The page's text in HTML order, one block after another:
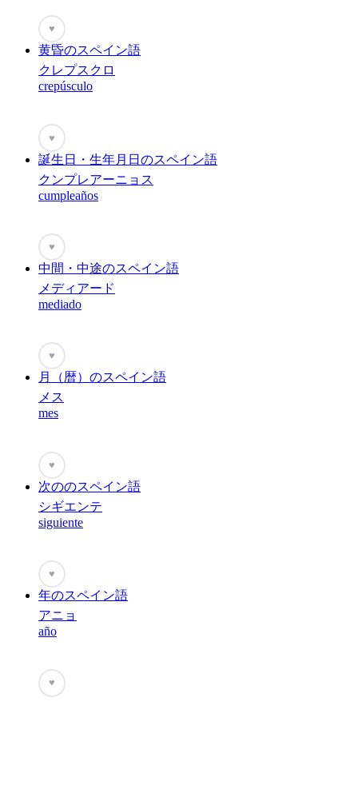
♥
黄昏のスペイン語
クレプスクロ
crepúsculo
♥
誕生日・生年月日のスペイン語
クンプレアーニョス
cumpleaños
♥
中間・中途のスペイン語
メディアード
mediado
♥
月（暦）のスペイン語
メス
mes
♥
次ののスペイン語
シギエンテ
siguiente
♥
年のスペイン語
アニョ
año
♥